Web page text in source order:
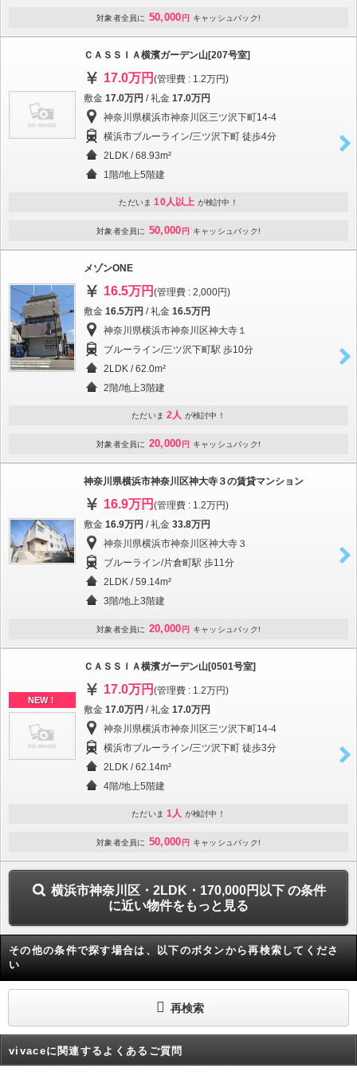
対象者全員に 50,000 円 キャッシュバック!
ＣＡＳＳＩＡ横濱ガーデン山[207号室]
17.0万円 (管理費 : 1.2万円)
敷金 17.0万円 / 礼金 17.0万円
神奈川県横浜市神奈川区三ツ沢下町14-4
横浜市ブルーライン/三ツ沢下町 徒歩4分
2LDK / 68.93m²
1階/地上5階建
ただいま 10人以上 が検討中！
対象者全員に 50,000 円 キャッシュバック!
メゾンONE
16.5万円 (管理費 : 2,000円)
敷金 16.5万円 / 礼金 16.5万円
神奈川県横浜市神奈川区神大寺１
ブルーライン/三ツ沢下町駅 歩10分
2LDK / 62.0m²
2階/地上3階建
ただいま 2人 が検討中！
対象者全員に 20,000 円 キャッシュバック!
神奈川県横浜市神奈川区神大寺３の賃貸マンション
16.9万円 (管理費 : 1.2万円)
敷金 16.9万円 / 礼金 33.8万円
神奈川県横浜市神奈川区神大寺３
ブルーライン/片倉町駅 歩11分
2LDK / 59.14m²
3階/地上3階建
対象者全員に 20,000 円 キャッシュバック!
NEW！
ＣＡＳＳＩＡ横濱ガーデン山[0501号室]
17.0万円 (管理費 : 1.2万円)
敷金 17.0万円 / 礼金 17.0万円
神奈川県横浜市神奈川区三ツ沢下町14-4
横浜市ブルーライン/三ツ沢下町 徒歩3分
2LDK / 62.14m²
4階/地上5階建
ただいま 1人 が検討中！
対象者全員に 50,000 円 キャッシュバック!
横浜市神奈川区・2LDK・170,000円以下 の条件
に近い物件をもっと見る
その他の条件で探す場合は、以下のボタンから再検索してくださ
い
再検索
vivaceに関連するよくあるご質問